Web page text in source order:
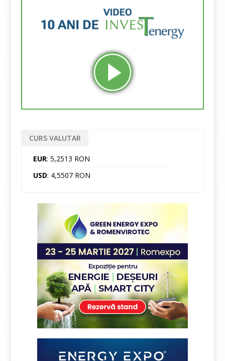
CURS VALUTAR
EUR: 5,2513 RON
USD: 4,5507 RON